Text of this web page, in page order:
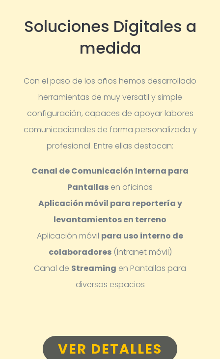
Soluciones Digitales a
medida
Con el paso de los años hemos desarrollado
herramientas de muy versatil y simple
configuración, capaces de apoyar labores
comunicacionales de forma personalizada y
profesional. Entre ellas destacan:
Canal de Comunicación Interna para
Pantallas en oficinas
Aplicación móvil para reportería y
levantamientos en terreno
Aplicación móvil para uso interno de
colaboradores(Intranet móvil)
Canal de Streaming en Pantallas para
diversos espacios
VER DETALLES